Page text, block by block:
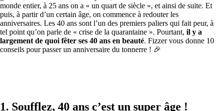
monde entier, à 25 ans on a « un quart de siècle », et ainsi de suite. Et
puis, à partir d’un certain âge, on commence à redouter les
anniversaires. Les 40 ans sont l’un des premiers paliers qui fait peur, à
tel point qu’on parle de « crise de la quarantaine ». Pourtant, il y a
largement de quoi fêter ses 40 ans en beauté. Fizzer vous donne 10
conseils pour passer un anniversaire du tonnerre ! 🎉
1. Soufflez, 40 ans c’est un super âge !